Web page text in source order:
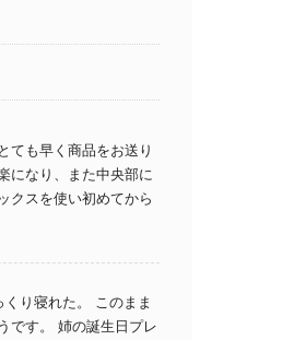
ても早く商品をお送り
になり、また中央部に
クスを使い初めてから
り寝れた。 このまま
です。 姉の誕生日プレ